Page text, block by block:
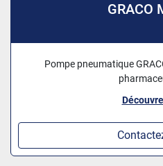
GRACO
Pompe pneumatique